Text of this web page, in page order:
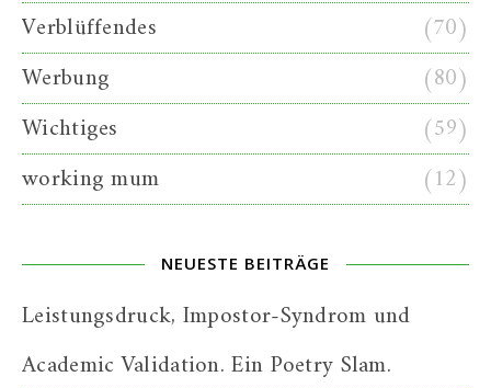
Verblüffendes
(70)
Werbung
(80)
Wichtiges
(59)
working mum
(12)
NEUESTE BEITRÄGE
Leistungsdruck, Impostor-Syndrom und
Academic Validation. Ein Poetry Slam.